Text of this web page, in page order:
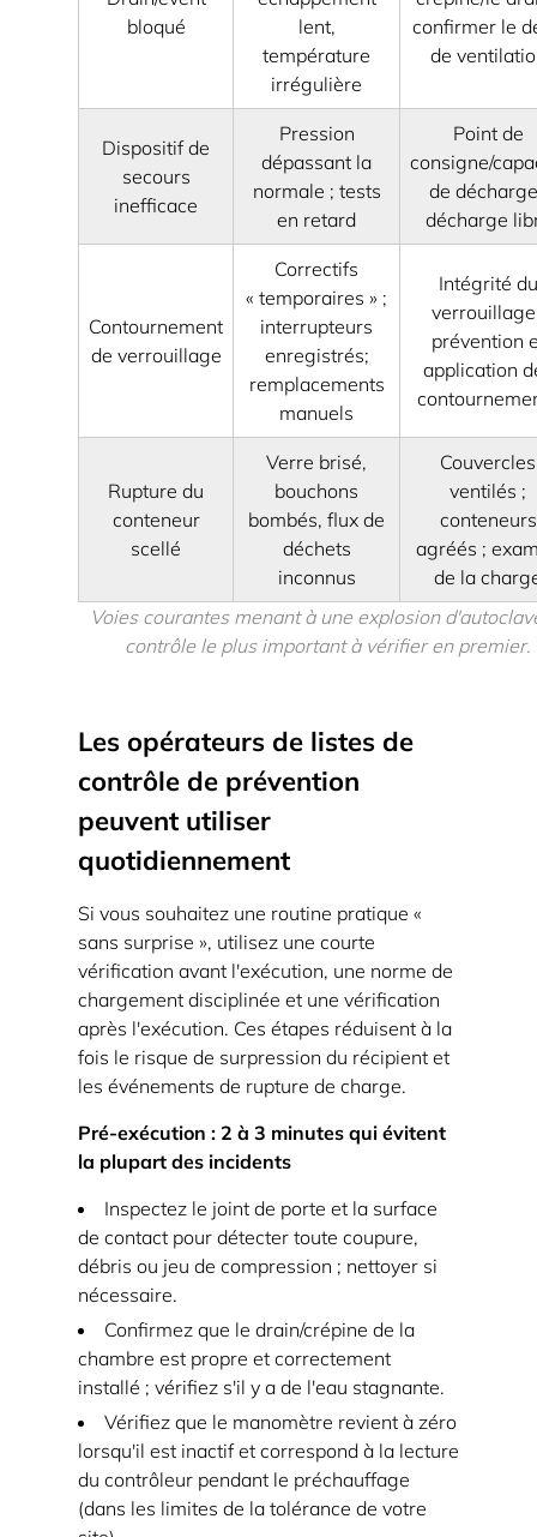
et
décharge
4.2
Verrouillages :
conception
du
Santé
l’instrumentation :
vérifiez
chiffres
auxquels
faites
confiance
faire
immédiatement
après
une
explosion
un
quasi-
accident
d'autoclave
5.1
Réponse
immédiate
5.2
des
quasi-
accidents
empêche
le
prochain
événement
6
Mythes
bloqué
lent,
température
irrégulière
confirmer le
de
Dispositif de
secours
inefficace
Pression
dépassant la
normale ; tests
en retard
Point de
consigne/
de
décharge
Contournement
de verrouillage
Correctifs
« temporaires » ;
interrupteurs
enregistrés;
remplacements
manuels
Intégrité du
prévention
application
Rupture du
conteneur
scellé
Verre brisé,
bouchons
bombés, flux de
déchets
inconnus
Couvercles
ventilés ;
conteneurs
agréés ;
de la
Voies courantes menant à une explosion
contrôle le plus important à vérifier en premier.
Les opérateurs de listes de
contrôle de prévention
peuvent utiliser
quotidiennement
Si vous souhaitez une routine pratique «
sans surprise », utilisez une courte
vérification avant l'exécution, une norme de
chargement disciplinée et une vérification
après l'exécution. Ces étapes réduisent à la
fois le risque de surpression du récipient et
les événements de rupture de charge.
Pré-exécution : 2 à 3 minutes qui évitent
la plupart des incidents
Inspectez le joint de porte et la surface
de contact pour détecter toute coupure,
débris ou jeu de compression ; nettoyer si
nécessaire.
Confirmez que le drain/crépine de la
chambre est propre et correctement
installé ; vérifiez s'il y a de l'eau stagnante.
Vérifiez que le manomètre revient à zéro
lorsqu'il est inactif et correspond à la lecture
du contrôleur pendant le préchauffage
(dans les limites de la tolérance de votre